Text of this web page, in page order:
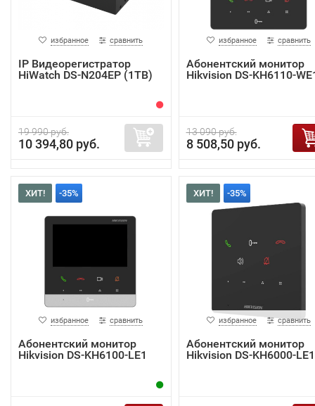
избранное сравнить
IP Видеорегистратор
HiWatch DS-N204EP (1TB)
19 990 руб.
10 394,80 руб.
избранное сравнить
Абонентский монитор
Hikvision DS-KH6110-
13 090 руб.
8 508,50 руб.
ХИТ! -35%
избранное сравнить
Абонентский монитор
Hikvision DS-KH6100-LE1
ХИТ! -35%
избранное сравнить
Абонентский монитор
Hikvision DS-KH6000-LE1